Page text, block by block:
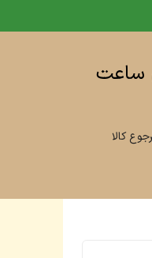
ساعت
کالا